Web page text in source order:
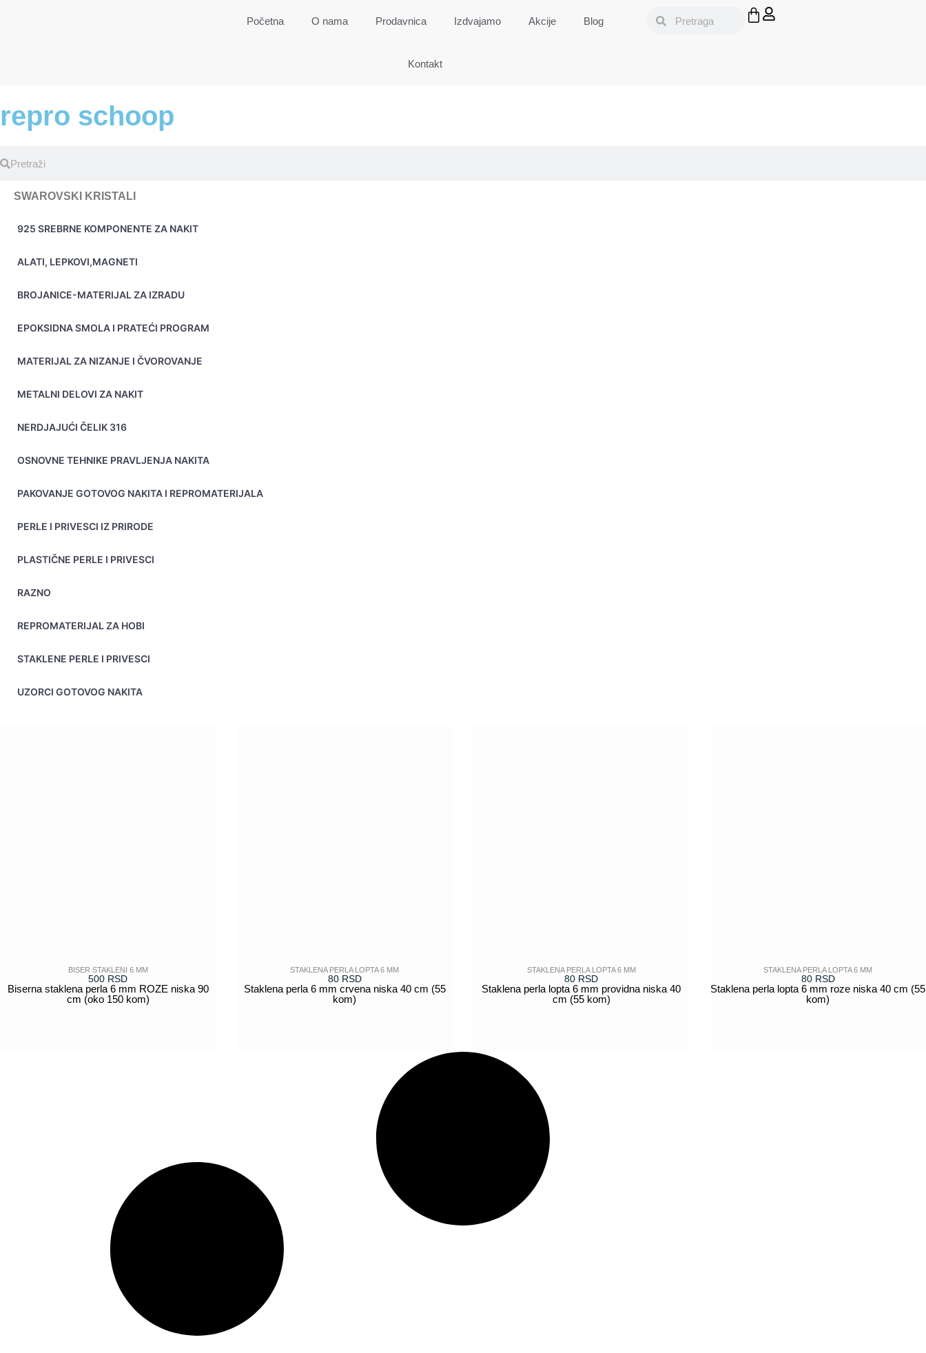
Početna O nama Prodavnica Izdvajamo Akcije Blog
Kontakt
repro schoop
SWAROVSKI KRISTALI
925 SREBRNE KOMPONENTE ZA NAKIT
ALATI, LEPKOVI,MAGNETI
BROJANICE-MATERIJAL ZA IZRADU
EPOKSIDNA SMOLA I PRATEĆI PROGRAM
MATERIJAL ZA NIZANJE I ČVOROVANJE
METALNI DELOVI ZA NAKIT
NERDJAJUĆI ČELIK 316
OSNOVNE TEHNIKE PRAVLJENJA NAKITA
PAKOVANJE GOTOVOG NAKITA I REPROMATERIJALA
PERLE I PRIVESCI IZ PRIRODE
PLASTIČNE PERLE I PRIVESCI
RAZNO
REPROMATERIJAL ZA HOBI
STAKLENE PERLE I PRIVESCI
UZORCI GOTOVOG NAKITA
BISER STAKLENI 6 MM
500 RSD
Biserna staklena perla 6 mm ROZE niska 90
cm (oko 150 kom)
STAKLENA PERLA LOPTA 6 MM
80 RSD
Staklena perla 6 mm crvena niska 40 cm (55
kom)
STAKLENA PERLA LOPTA 6 MM
80 RSD
Staklena perla lopta 6 mm providna niska 40
cm (55 kom)
STAKLENA PERLA LOPTA 6 MM
80 RSD
Staklena perla lopta 6 mm roze niska 40 cm (55
kom)